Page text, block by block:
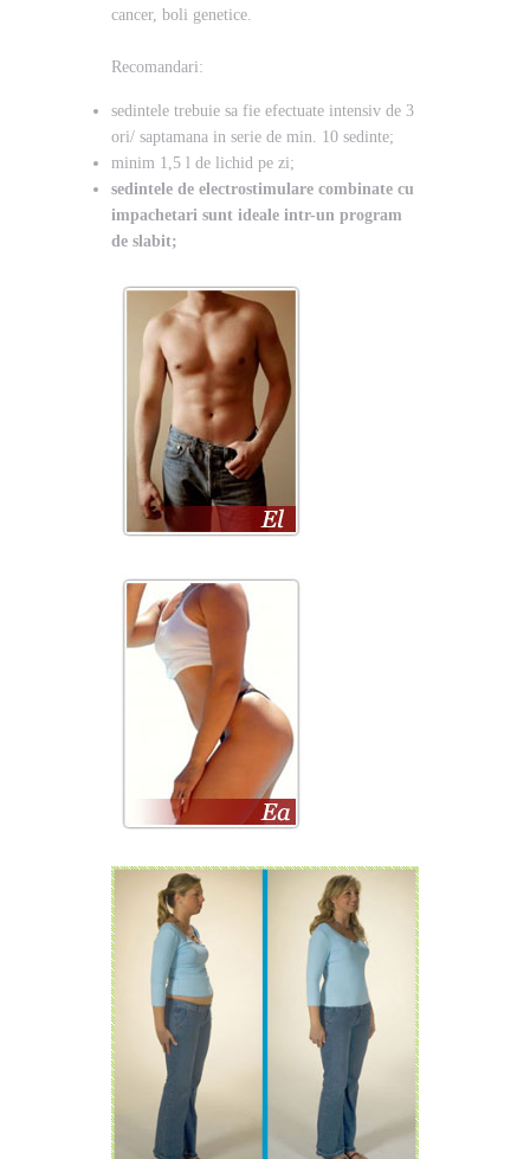
cancer, boli genetice.
Recomandari:
sedintele trebuie sa fie efectuate intensiv de 3
ori/ saptamana in serie de min. 10 sedinte;
minim 1,5 l de lichid pe zi;
sedintele de electrostimulare combinate cu
impachetari sunt ideale intr-un program
de slabit;